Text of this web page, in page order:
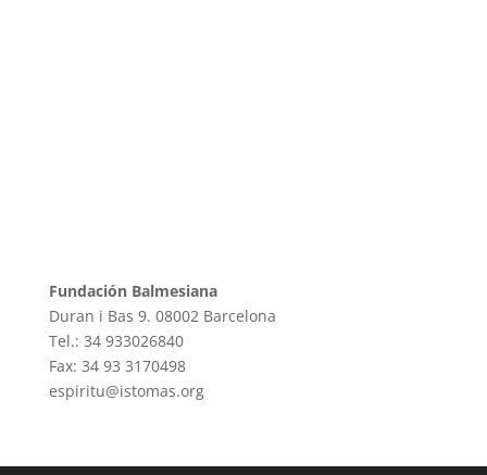
Fundación Balmesiana
Duran i Bas 9. 08002 Barcelona
Tel.: 34 933026840
Fax: 34 93 3170498
espiritu@istomas.org